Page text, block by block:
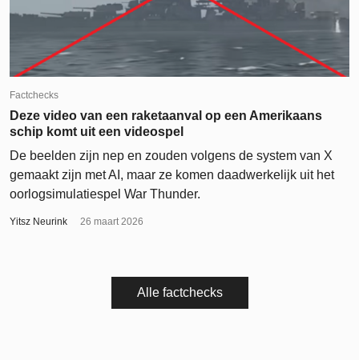
Factchecks
Deze video van een raketaanval op een Amerikaans
schip komt uit een videospel
De beelden zijn nep en zouden volgens de system van X
gemaakt zijn met AI, maar ze komen daadwerkelijk uit het
oorlogsimulatiespel War Thunder.
Yitsz Neurink 26 maart 2026
Alle factchecks